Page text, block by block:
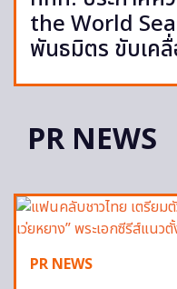
the World
พันธมิตร ขับเค
PR NEWS
PR NEWS